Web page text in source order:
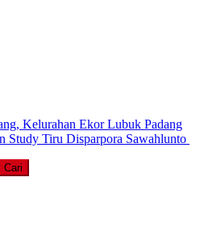
Kelurahan Ekor Lubuk Padang
Study Tiru Disparpora Sawahlunto